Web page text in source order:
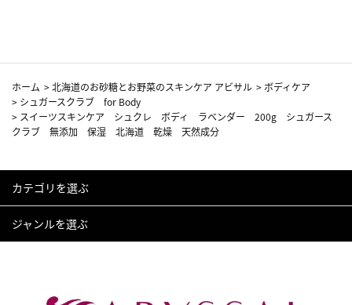
ホーム >北海道のお砂糖とお野菜のスキンケア アビサル > ボディケア
> シュガースクラブ for Body
> スイーツスキンケア シュクレ ボディ ラベンダー 200g シュガース
クラブ 無添加 保湿 北海道 乾燥 天然成分
カテゴリを選ぶ
ジャンルを選ぶ